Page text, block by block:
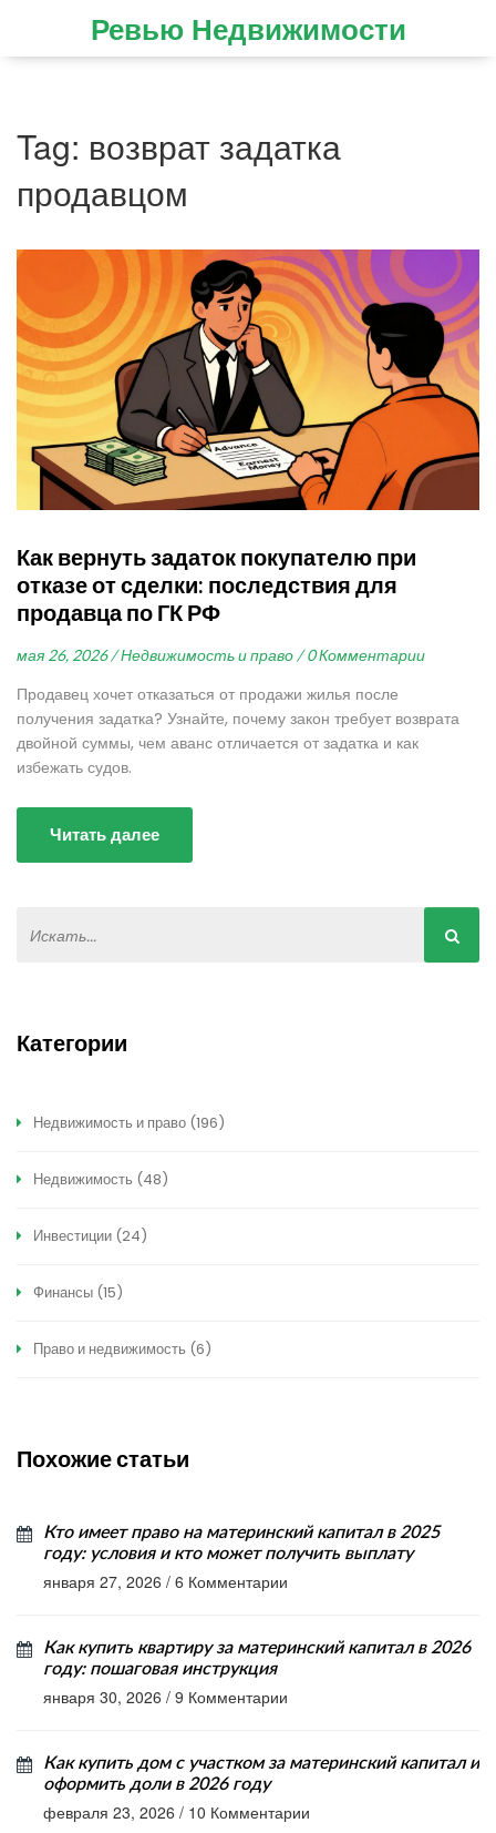
Ревью Недвижимости
Tag: возврат задатка
продавцом
Как вернуть задаток покупателю при
отказе от сделки: последствия для
продавца по ГК РФ
мая 26, 2026 / Недвижимость и право / 0 Комментарии
Продавец хочет отказаться от продажи жилья после
получения задатка? Узнайте, почему закон требует возврата
двойной суммы, чем аванс отличается от задатка и как
избежать судов.
Читать далее
Категории
Недвижимость и право (196)
Недвижимость (48)
Инвестиции (24)
Финансы (15)
Право и недвижимость (6)
Похожие статьи
Кто имеет право на материнский капитал в 2025
году: условия и кто может получить выплату
января 27, 2026 / 6 Комментарии
Как купить квартиру за материнский капитал в 2026
году: пошаговая инструкция
января 30, 2026 / 9 Комментарии
Как купить дом с участком за материнский капитал и
оформить доли в 2026 году
февраля 23, 2026 / 10 Комментарии